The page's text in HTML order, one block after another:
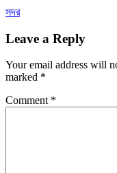
সদর
Leave a Reply
Your email address will
marked *
Comment *